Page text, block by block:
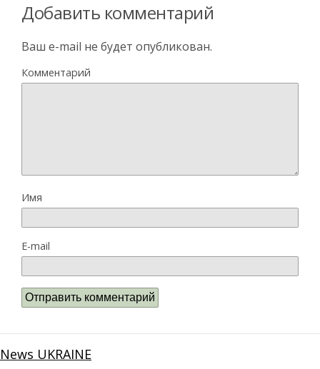
Добавить комментарий
Ваш e-mail не будет опубликован.
Комментарий
Имя
E-mail
News UKRAINE